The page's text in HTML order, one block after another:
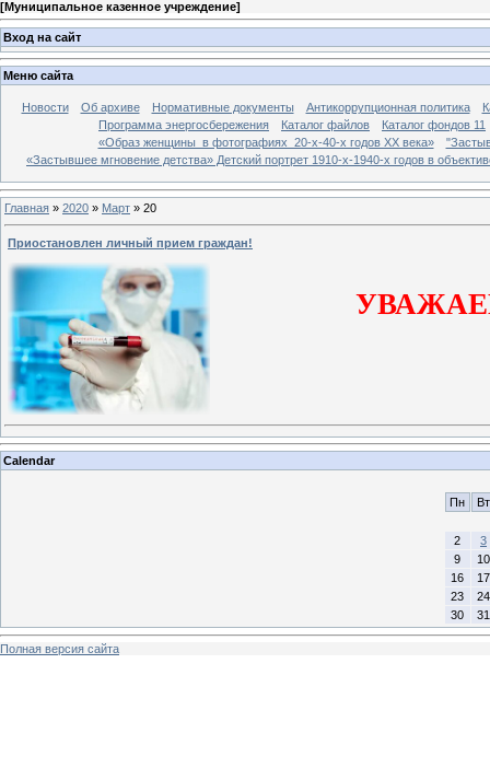
[Муниципальное казенное учреждение]
Вход на сайт
Меню сайта
Новости Об архиве Нормативные документы Антикоррупционная политика
Программа энергосбережения
Каталог файлов
Каталог фондов 11
«Образ женщины в фотографиях 20-х-40-х годов ХХ века»
«Застывшее мгновение детства» Детский портрет 1910-х-1940-х годов в
Главная » 2020 » Март » 20
Приостановлен личный прием граждан!
Calendar
Пн Вт
2
3
9
10
16
17
23
24
30
31
Полная версия сайта